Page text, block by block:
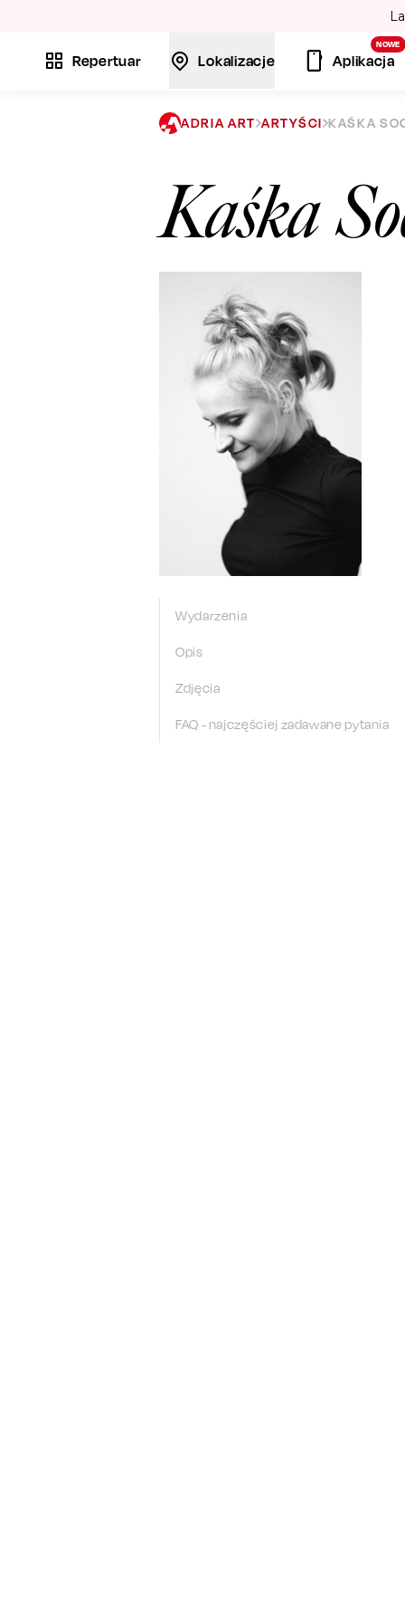
Repertuar Lokalizacje
NOWE
Aplikacja
ADRIA ART ARTYŚCI KAŚKA
Kaśka
Wydarzenia
Opis
Zdjęcia
FAQ - najczęściej zadawane pytania